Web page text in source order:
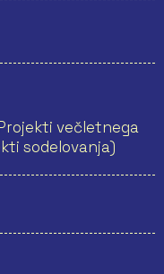
večletnega
sodelovanja)